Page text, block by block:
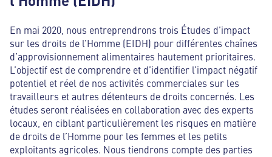
En mai 2020, nous entreprendrons trois Études d’impact
sur les droits de l’Homme (EIDH) pour différentes chaînes
d’approvisionnement alimentaires hautement prioritaires.
L’objectif est de comprendre et d’identifier l’impact négatif
potentiel et réel de nos activités commerciales sur les
travailleurs et autres détenteurs de droits concernés. Les
études seront réalisées en collaboration avec des experts
locaux, en ciblant particulièrement les risques en matière
de droits de l’Homme pour les femmes et les petits
exploitants agricoles. Nous tiendrons compte des parties